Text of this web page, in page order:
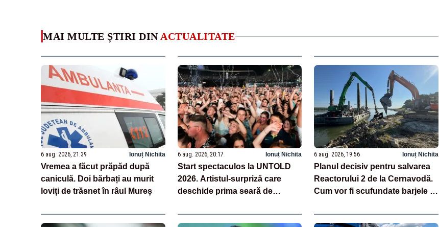
MAI MULTE ȘTIRI DIN ACTUALITATE
6 aug. 2026, 21:39 Ionuț Nichita
Vremea a făcut prăpăd după
caniculă. Doi bărbați au murit
loviți de trăsnet în râul Mureș
6 aug. 2026, 20:17 Ionuț Nichita
Start spectaculos la UNTOLD
2026. Artistul-surpriză care
deschide prima seară de
6 aug. 2026, 19:56 Ionuț Nichita
Planul decisiv pentru salvarea
Reactorului 2 de la Cernavodă.
Cum vor fi scufundate barjele în